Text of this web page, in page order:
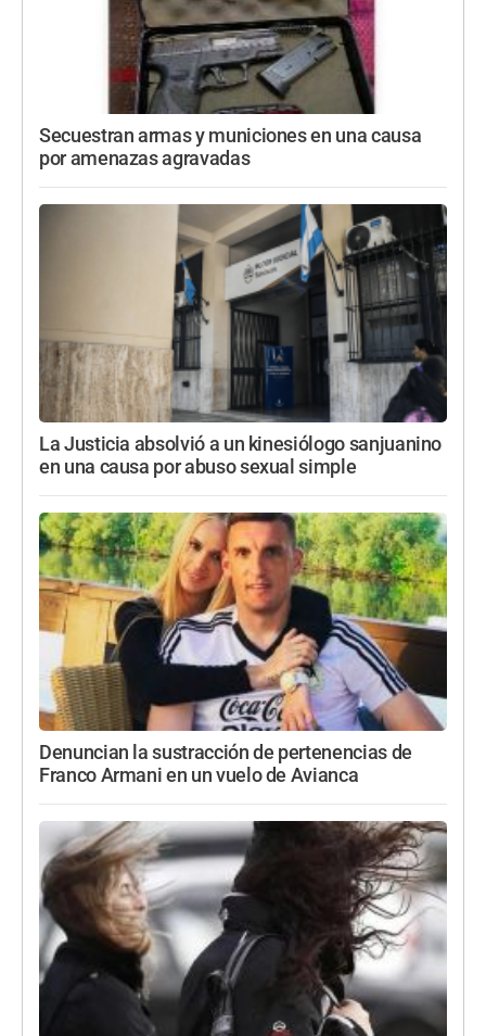
Secuestran armas y municiones en una causa
por amenazas agravadas
La Justicia absolvió a un kinesiólogo sanjuanino
en una causa por abuso sexual simple
Denuncian la sustracción de pertenencias de
Franco Armani en un vuelo de Avianca